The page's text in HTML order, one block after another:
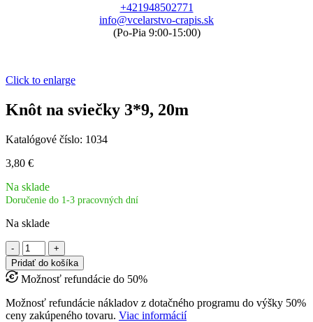
+421948502771
info@vcelarstvo-crapis.sk
(Po-Pia 9:00-15:00)
Click to enlarge
Knôt na sviečky 3*9, 20m
Katalógové číslo: 1034
3,80 €
Na sklade
Doručenie do 1-3 pracovných dní
Na sklade
množstvo
Knôt
na
sviečky
3*9,
20m
Pridať do košíka
Možnosť refundácie do 50%
Možnosť refundácie nákladov z dotačného programu do výšky 50%
ceny zakúpeného tovaru. Viac informácií